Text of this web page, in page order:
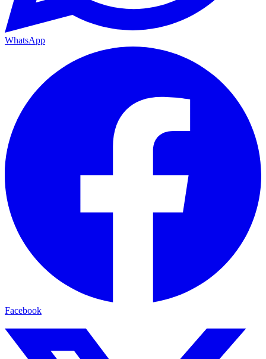
WhatsApp
Facebook